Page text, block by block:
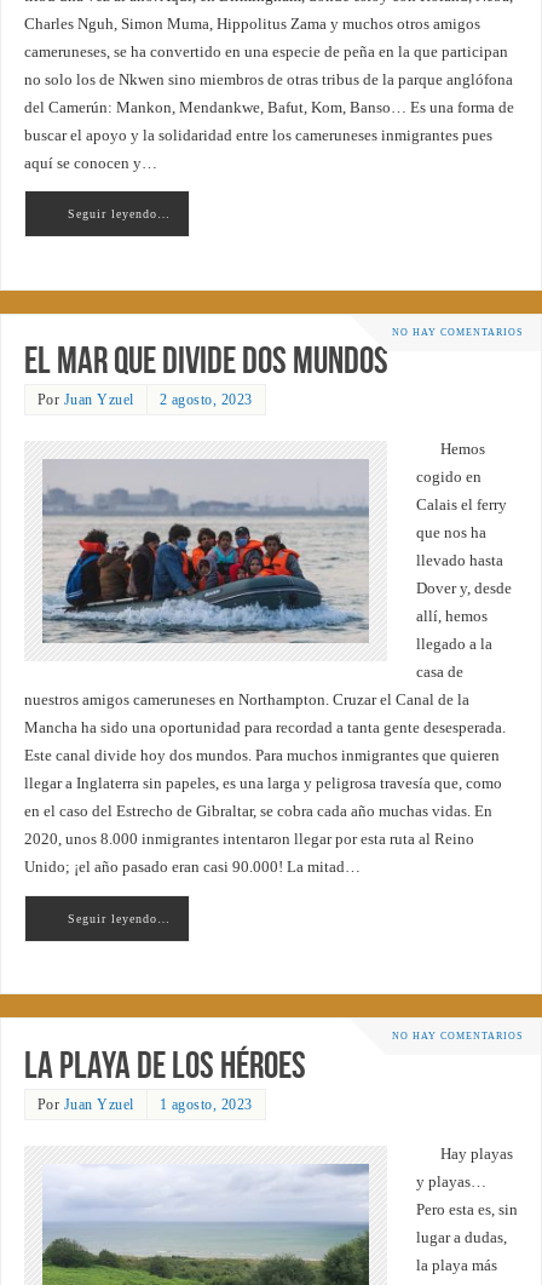
Charles Nguh, Simon Muma, Hippolitus Zama y muchos otros amigos
cameruneses, se ha convertido en una especie de peña en la que participan
no solo los de Nkwen sino miembros de otras tribus de la parque anglófona
del Camerún: Mankon, Mendankwe, Bafut, Kom, Banso… Es una forma de
buscar el apoyo y la solidaridad entre los cameruneses inmigrantes pues
aquí se conocen y…
Seguir leyendo…
NO HAY COMENTARIOS
El mar que divide dos mundos
Por Juan Yzuel 2 agosto, 2023
Hemos
cogido en
Calais el ferry
que nos ha
llevado hasta
Dover y, desde
allí, hemos
llegado a la
casa de
nuestros amigos cameruneses en Northampton. Cruzar el Canal de la
Mancha ha sido una oportunidad para recordad a tanta gente desesperada.
Este canal divide hoy dos mundos. Para muchos inmigrantes que quieren
llegar a Inglaterra sin papeles, es una larga y peligrosa travesía que, como
en el caso del Estrecho de Gibraltar, se cobra cada año muchas vidas. En
2020, unos 8.000 inmigrantes intentaron llegar por esta ruta al Reino
Unido; ¡el año pasado eran casi 90.000! La mitad…
Seguir leyendo…
NO HAY COMENTARIOS
La playa de los héroes
Por Juan Yzuel 1 agosto, 2023
Hay playas
y playas…
Pero esta es, sin
lugar a dudas,
la playa más